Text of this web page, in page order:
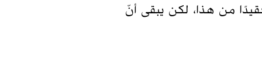
من هذا، لكن يبقى أنّ